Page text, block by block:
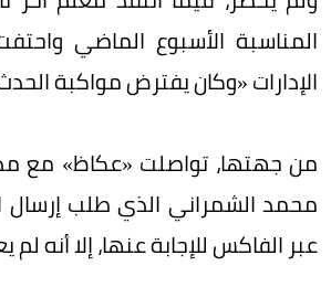
المناسبة الأسبوع الماضي
الإدارات «وكان يفترض مواكبة
من جهتها، تواصلت «عكاظ» مع
محمد الشمراني الذي طلب إرسال
عبر الفاكس للإجابة عنها، إلا أنه لم